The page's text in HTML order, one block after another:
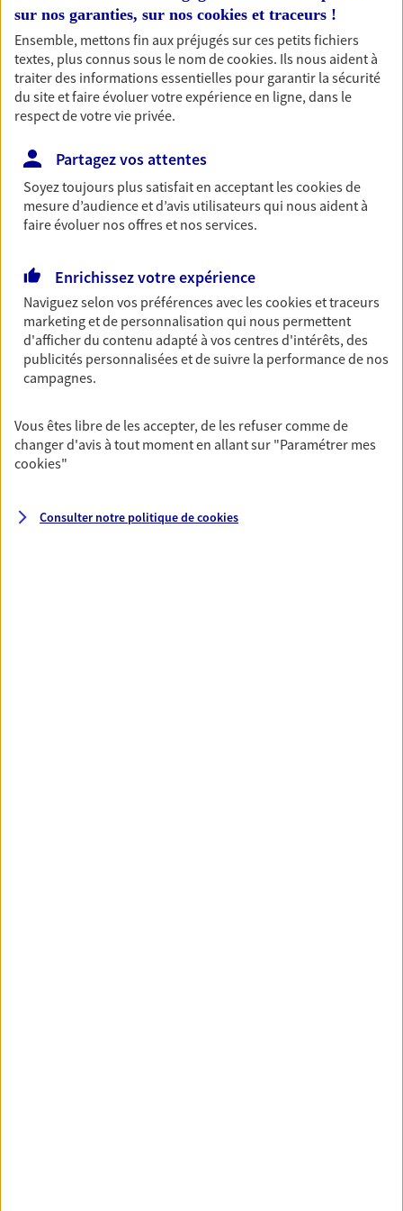
professionnels et les
entreprises
Comme vous, nous sommes des indépendants. Nous
bâtissons ensemble des solutions cohérentes pour
protéger votre activité, vos collaborateurs... mais aussi
Accompagner vos projets de
vie
Autant de moments de vie qui nécessitent des solutions
d'assurance et d'épargne. Recevez un conseil d'expert
cohérent avec vos besoins
Vous aider à constituer une
De nombreuses solutions s'offrent à vous pour faire
fructifier votre épargne. Laquelle correspond à vos
objectifs ? Rien ne remplace les conseils d'un expert :
sur nos garanties, sur nos cookies et traceurs !
Ensemble, mettons fin aux préjugés sur ces petits fichiers
textes, plus connus sous le nom decookies. Ils nous aident à
traiter des informations essentielles pour garantir la sécurité
du site et faire évoluer votre expérience en ligne, dans le
respect de votre vie privée.
Partagez vos attentes
Soyez toujours plus satisfait en acceptant lescookiesde
mesure d’audience et d’avis utilisateurs qui nous aident à
faire évoluer nos offres et nos services.
Enrichissez votre expérience
Naviguez selon vos préférences avec lescookies et traceurs
marketing et de personnalisation qui nous permettent
d'afficher du contenu adapté à vos centres d'intérêts, des
publicités personnalisées et de suivre la performance de nos
campagnes.
Vous êtes libre de les accepter, de les refuser comme de
changer d'avis à tout moment en allant sur "Paramétrer mes
cookies"
Consulter notre politique decookies